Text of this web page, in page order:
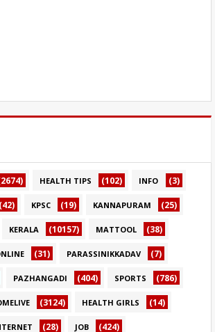
HEALTH TIPS (102) INFO (3)
(42) KPSC (19) KANNAPURAM (25)
KERALA (10157) MATTOOL (38)
(31) PARASSINIKKADAV (7)
PAZHANGADI (404) SPORTS (786)
(3124) HEALTH GIRLS (14)
(28) JOB (424)